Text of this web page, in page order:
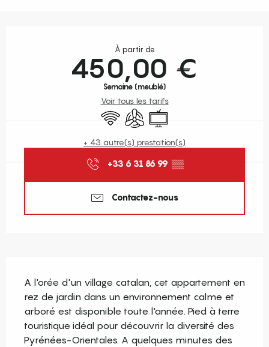
À partir de
450,00 €
Semaine (meublé)
Voir tous les tarifs
WiFi Air conditionné
Télévision
+ 43 autre(s) prestation(s)
+33 6 31 86 99 ▒▒
Contactez-nous
A l'orée d'un village catalan, cet appartement en
rez de jardin dans un environnement calme et
arboré est disponible toute l'année. Pied à terre
touristique idéal pour découvrir la diversité des
Pyrénées-Orientales. A quelques minutes des